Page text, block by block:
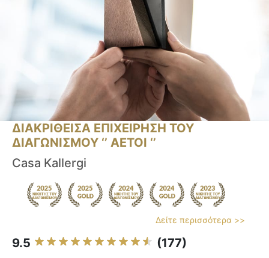
ΔΙΑΚΡΙΘΕΙΣΑ ΕΠΙΧΕΙΡΗΣΗ ΤΟΥ
ΔΙΑΓΩΝΙΣΜΟΥ ‘’ ΑΕΤΟΙ ‘’
Casa Kallergi
Δείτε περισσότερα >>
9.5 (177)